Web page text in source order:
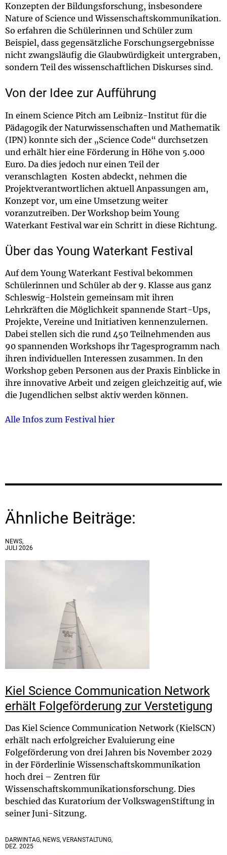
Konzepten der Bildungsforschung, insbesondere
Nature of Science und Wissenschaftskommunikation.
So erfahren die Schülerinnen und Schüler zum
Beispiel, dass gegensätzliche Forschungsergebnisse
nicht zwangsläufig die Glaubwürdigkeit untergraben,
sondern Teil des wissenschaftlichen Diskurses sind.
Von der Idee zur Aufführung
In einem Science Pitch am Leibniz-Institut für die
Pädagogik der Naturwissenschaften und Mathematik
(IPN) konnte sich der „Science Code“ durchsetzen
und erhält hier eine Förderung in Höhe von 5.000
Euro. Da dies jedoch nur einen Teil der
veranschlagten Kosten abdeckt, nehmen die
Projektverantwortlichen aktuell Anpassungen am,
Konzept vor, um eine Umsetzung weiter
voranzutreiben. Der Workshop beim Young
Waterkant Festival war ein Schritt in diese Richtung.
Über das Young Waterkant Festival
Auf dem Young Waterkant Festival bekommen
Schülerinnen und Schüler ab der 9. Klasse aus ganz
Schleswig-Holstein gemeinsam mit ihren
Lehrkräften die Möglichkeit spannende Start-Ups,
Projekte, Vereine und Initiativen kennenzulernen.
Dabei stellen sich die rund 450 Teilnehmenden aus
90 spannenden Workshops ihr Tagesprogramm nach
ihren individuellen Interessen zusammen. In den
Workshop geben Personen aus der Praxis Einblicke in
ihre innovative Arbeit und zeigen gleichzeitig auf, wie
die Jugendlichen selbst aktiv werden können.
Alle Infos zum Festival hier
Ähnliche Beiträge:
NEWS,
JULI 2026
Kiel Science Communication Network
erhält Folgeförderung zur Verstetigung
Das Kiel Science Communication Network (KielSCN)
erhält nach erfolgreicher Evaluierung eine
Folgeförderung von drei Jahren bis November 2029
in der Förderlinie Wissenschaftskommunikation
hoch drei – Zentren für
Wissenschaftskommunikationsforschung. Dies
beschied das Kuratorium der VolkswagenStiftung in
seiner Juni-Sitzung.
DARWINTAG, NEWS, VERANSTALTUNG,
DEZ. 2025